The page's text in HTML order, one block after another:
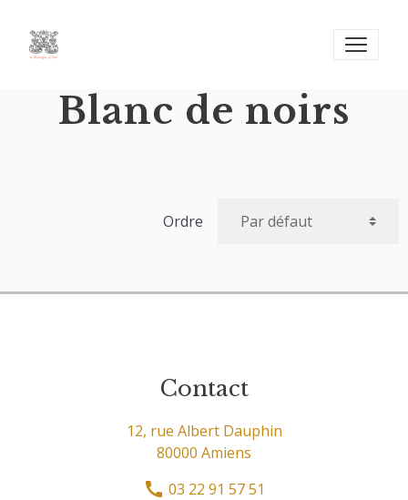
Blanc de noirs
Ordre
Contact
12, rue Albert Dauphin
80000 Amiens
03 22 91 57 51